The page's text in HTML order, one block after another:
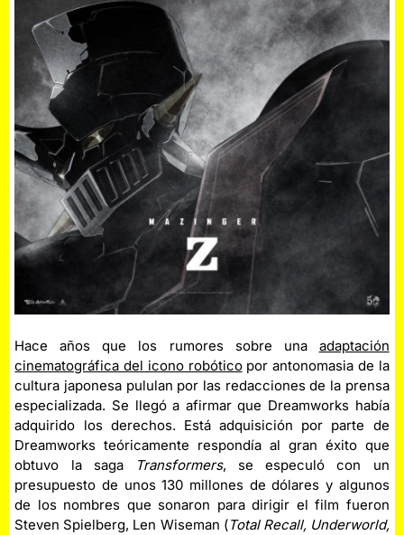
Hace años que los rumores sobre una adaptación
cinematográfica del icono robóticopor antonomasia de la
cultura japonesa pululan por las redacciones de la prensa
especializada. Se llegó a afirmar que Dreamworks había
adquirido los derechos. Está adquisición por parte de
Dreamworks teóricamente respondía al gran éxito que
obtuvo la saga
Transformers, se especuló con un
presupuesto de unos 130 millones de dólares y algunos
de los nombres que sonaron para dirigir el film fueron
Steven Spielberg, Len Wiseman (Total Recall, Underworld,